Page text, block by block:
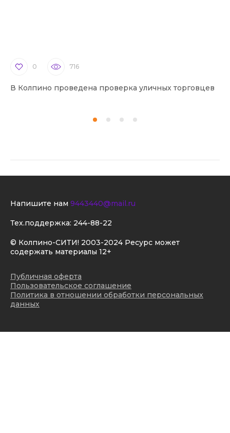
0 716
В Колпино проведена проверка уличных торговцев
© Колпино-СИТИ! 2003-2024 Ресурс может
содержать материалы 12+
Публичная оферта
Пользовательское соглашение
Политика в отношении обработки персональных
данных
Напишите нам 9443440@mail.ru
Тех.поддержка: 244-88-22